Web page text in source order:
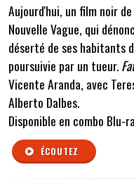
Aujourd'hui, un film noir
Nouvelle Vague, qui
déserté de ses habitants
poursuivie par un tueur.
Vicente Aranda, avec
Alberto Dalbes.
Disponible en combo Blu-
ÉCOUTEZ